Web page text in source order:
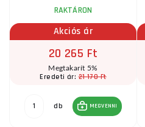
RAKTÁRON
Akciós ár
20 265 Ft
Megtakarít 5%
Eredeti ár:21 170 Ft
db MEGVENNI